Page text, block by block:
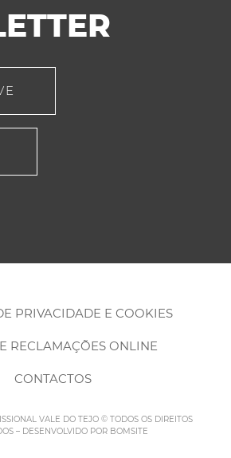
PRIVACIDADE E COOKIES
RECLAMAÇÕES ONLINE
CONTACTOS
VALE DO TEJO © TODOS OS DIREITOS
– DESENVOLVIDO POR BOMSITE